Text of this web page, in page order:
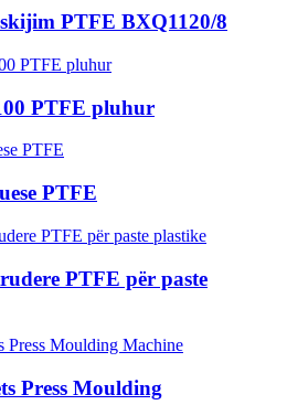
PTFE BXQ1120/8
PTFE pluhur
PTFE
PTFE për paste
Press Moulding